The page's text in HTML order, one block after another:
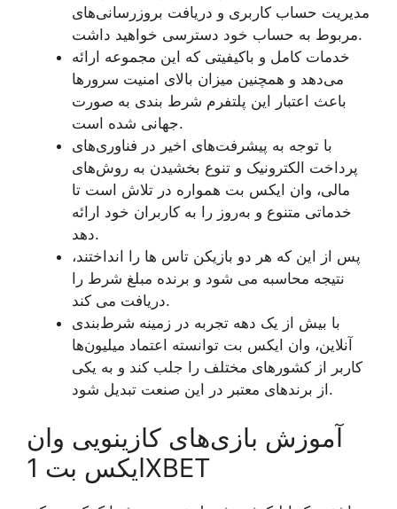
مدیریت حساب کاربری و دریافت بروزرسانی‌های
مربوط به حساب خود دسترسی خواهید داشت.
خدمات کامل و باکیفیتی که این مجموعه ارائه
می‌دهد و همچنین میزان بالای امنیت سرورها
باعث اعتبار این پلتفرم شرط بندی به صورت
جهانی شده است.
با توجه به پیشرفت‌های اخیر در فناوری‌های
پرداخت الکترونیک و تنوع بخشیدن به روش‌های
مالی، وان ایکس بت همواره در تلاش است تا
خدماتی متنوع و به‌روز را به کاربران خود ارائه
دهد.
پس از این که هر دو بازیکن تاس‌ ها را انداختند،
نتیجه محاسبه می‌ شود و برنده مبلغ شرط را
دریافت می‌ کند.
با بیش از یک دهه تجربه در زمینه شرط‌بندی
آنلاین، وان ایکس بت توانسته اعتماد میلیون‌ها
کاربر از کشورهای مختلف را جلب کند و به یکی
از برندهای معتبر در این صنعت تبدیل شود.
آموزش بازی‌های کازینویی وان
ایکس بت 1XBET